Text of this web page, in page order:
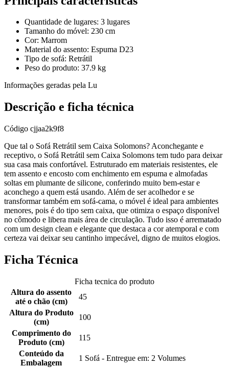
Quantidade de lugares: 3 lugares
Tamanho do móvel: 230 cm
Cor: Marrom
Material do assento: Espuma D23
Tipo de sofá: Retrátil
Peso do produto: 37.9 kg
Informações geradas pela Lu
Descrição e ficha técnica
Código cjjaa2k9f8
Que tal o Sofá Retrátil sem Caixa Solomons? Aconchegante e
receptivo, o Sofá Retrátil sem Caixa Solomons tem tudo para deixar
sua casa mais confortável. Estruturado em materiais resistentes, ele
tem assento e encosto com enchimento em espuma e almofadas
soltas em plumante de silicone, conferindo muito bem-estar e
aconchego a quem está usando. Além de ser acolhedor e se
transformar também em sofá-cama, o móvel é ideal para ambientes
menores, pois é do tipo sem caixa, que otimiza o espaço disponível
no cômodo e libera mais área de circulação. Tudo isso é arrematado
com um design clean e elegante que destaca a cor atemporal e com
certeza vai deixar seu cantinho impecável, digno de muitos elogios.
Ficha Técnica
Ficha tecnica do produto
Altura do assento
até o chão (cm)
45
Altura do Produto
(cm)
100
Comprimento do
Produto (cm)
115
Conteúdo da
Embalagem
1 Sofá - Entregue em: 2 Volumes